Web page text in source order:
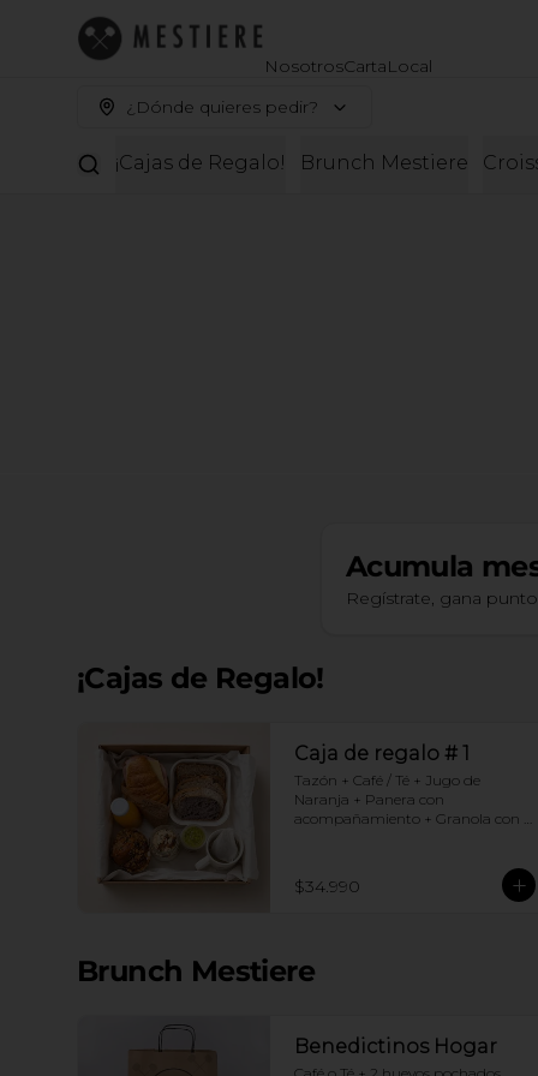
NosotrosCartaLocal
¿Dónde quieres pedir?
¡Cajas de Regalo! Brunch Mestiere
Acumula
Regístrate, gana
¡Cajas de Regalo!
Caja de regalo # 1
Tazón + Café / Té + Jugo de
Naranja + Panera con
acompañamiento + Granola con
$34.990
Brunch Mestiere
Benedictinos Hogar